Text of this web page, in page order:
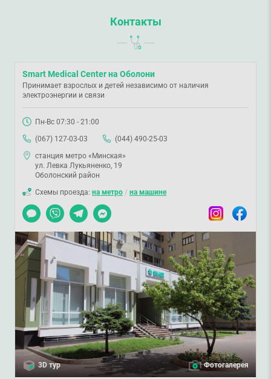
Контакты
Smart Medical Center на Оболони
Принимает взрослых и детей независимо от наличия
электроэнергии и связи
Пн-Вс 07:30 - 21:00
(067) 127-03-03
(044) 490-25-03
станция метро «Минская»
ул. Левка Лукьяненко, 19
Оболонский район
Схемы проезда: на метро / на машине
Чат
Viber TelegramMessenger InstagramFacebook
3D тур Фотогалерея